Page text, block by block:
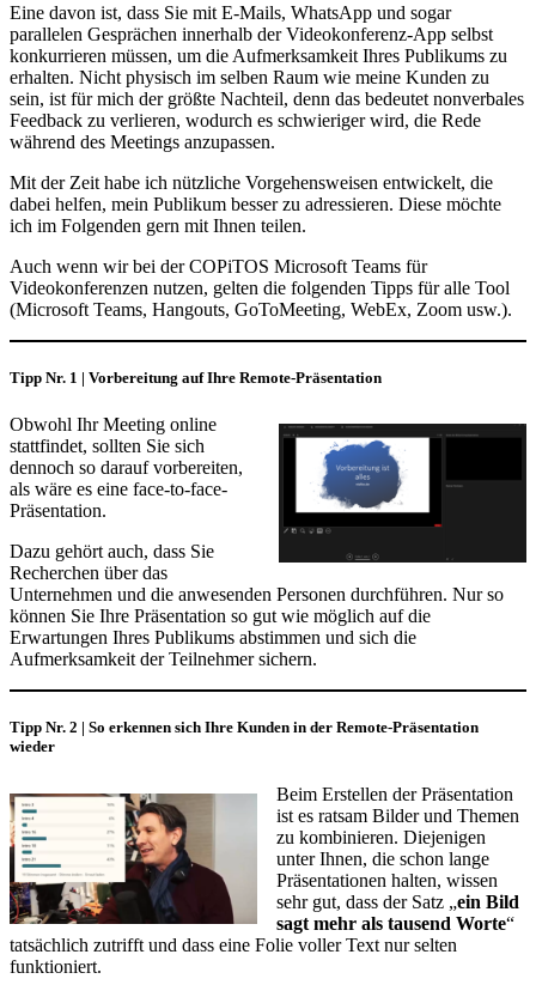
Eine davon ist, dass Sie mit E-Mails, WhatsApp und sogar
parallelen Gesprächen innerhalb der Videokonferenz-App selbst
konkurrieren müssen, um die Aufmerksamkeit Ihres Publikums zu
erhalten. Nicht physisch im selben Raum wie meine Kunden zu
sein, ist für mich der größte Nachteil, denn das bedeutet nonverbales
Feedback zu verlieren, wodurch es schwieriger wird, die Rede
während des Meetings anzupassen.
Mit der Zeit habe ich nützliche Vorgehensweisen entwickelt, die
dabei helfen, mein Publikum besser zu adressieren. Diese möchte
ich im Folgenden gern mit Ihnen teilen.
Auch wenn wir bei der COPiTOS Microsoft Teams für
Videokonferenzen nutzen, gelten die folgenden Tipps für alle Tool
(Microsoft Teams, Hangouts, GoToMeeting, WebEx, Zoom usw.).
Tipp Nr. 1 | Vorbereitung auf Ihre Remote-Präsentation
Obwohl Ihr Meeting online
stattfindet, sollten Sie sich
dennoch so darauf vorbereiten,
als wäre es eine face-to-face-
Präsentation.
Dazu gehört auch, dass Sie
Recherchen über das
Unternehmen und die anwesenden Personen durchführen. Nur so
können Sie Ihre Präsentation so gut wie möglich auf die
Erwartungen Ihres Publikums abstimmen und sich die
Aufmerksamkeit der Teilnehmer sichern.
Tipp Nr. 2 | So erkennen sich Ihre Kunden in der Remote-Präsentation
wieder
Beim Erstellen der Präsentation
ist es ratsam Bilder und Themen
zu kombinieren. Diejenigen
unter Ihnen, die schon lange
Präsentationen halten, wissen
sehr gut, dass der Satz „ein Bild
sagt mehr als tausend Worte“
tatsächlich zutrifft und dass eine Folie voller Text nur selten
funktioniert.